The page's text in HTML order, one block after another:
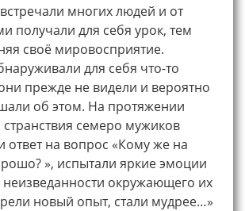
многих людей и от
получали для себя урок, тем
своё мировосприятие.
для себя что-то
прежде не видели и вероятно
об этом. На протяжении
странствия семеро мужиков
ответ на вопрос «Кому же на
», испытали яркие эмоции
неизведанности окружающего их
новый опыт, стали мудрее…»